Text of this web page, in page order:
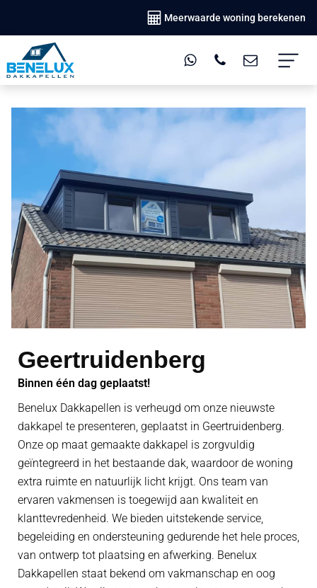
Meerwaarde woning berekenen
Geertruidenberg
Binnen één dag geplaatst!
Benelux Dakkapellen is verheugd om onze nieuwste
dakkapel te presenteren, geplaatst in Geertruidenberg.
Onze op maat gemaakte dakkapel is zorgvuldig
geïntegreerd in het bestaande dak, waardoor de woning
extra ruimte en natuurlijk licht krijgt. Ons team van
ervaren vakmensen is toegewijd aan kwaliteit en
klanttevredenheid. We bieden uitstekende service,
begeleiding en ondersteuning gedurende het hele proces,
van ontwerp tot plaatsing en afwerking. Benelux
Dakkapellen staat bekend om vakmanschap en oog